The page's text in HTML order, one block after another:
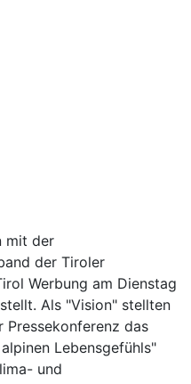
mit der
der Tiroler
Werbung am Dienstag
Als "Vision" stellten
das
Lebensgefühls"
und